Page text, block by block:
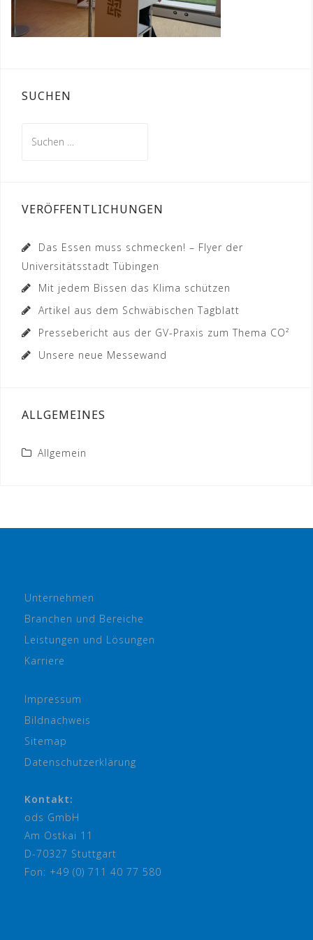
SUCHEN
nach:
VERÖFFENTLICHUNGEN
Das Essen muss schmecken! – Flyer der
Universitätsstadt Tübingen
Mit jedem Bissen das Klima schützen
Artikel aus dem Schwäbischen Tagblatt
Pressebericht aus der GV-Praxis zum Thema CO²
Unsere neue Messewand
ALLGEMEINES
Allgemein
Unternehmen
Branchen und Bereiche
Leistungen und Lösungen
Karriere
Impressum
Bildnachweis
Sitemap
Datenschutzerklärung
Kontakt:
ods GmbH
Am Ostkai 11
D-70327 Stuttgart
Fon: +49 (0) 711 40 77 580